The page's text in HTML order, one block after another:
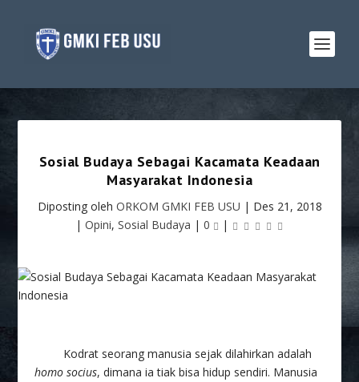
Sosial Budaya Sebagai Kacamata Keadaan
Masyarakat Indonesia
Diposting oleh ORKOM GMKI FEB USU | Des 21, 2018
| Opini, Sosial Budaya | 0 |
Kodrat seorang manusia sejak dilahirkan adalah
homo socius, dimana ia tiak bisa hidup sendiri. Manusia